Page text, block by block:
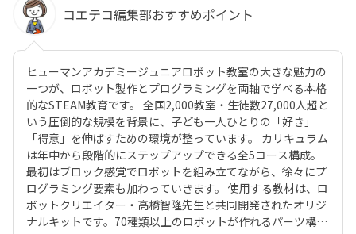
コエテコ編集部おすすめポイント
ヒューマンアカデミージュニアロボット教室の大きな魅力の
一つが、ロボット製作とプログラミングを両軸で学べる本格
的なSTEAM教育です。 全国2,000教室・生徒数27,000人超と
いう圧倒的な規模を背景に、子ども一人ひとりの「好き」
「得意」を伸ばすための環境が整っています。 カリキュラム
は年中から段階的にステップアップできる全5コース構成。
最初はブロック感覚でロボットを組み立てながら、徐々にプ
ログラミング要素も加わっていきます。 使用する教材は、ロ
ボットクリエイター・高橋智隆先生と共同開発されたオリジ
ナルキットです。70種類以上のロボットが作れるパーツ構成